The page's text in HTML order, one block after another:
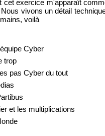
cet exercice m'apparaît
vivons un détail
voilà
Cyber
trop
pas Cyber du tout
et les multiplications